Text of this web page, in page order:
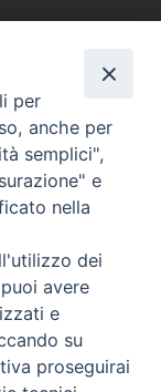
2026
policy
Twitter
per
anche per
semplici",
e
nella
dei
avere
e
su
proseguirai